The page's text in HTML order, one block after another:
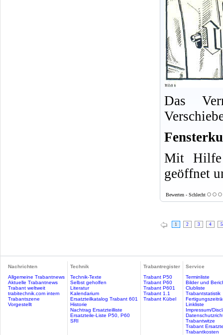
Das
Mit Hilfe
geöffnet
Bewerten - Schlecht
1 2 3 4 5
Nachrichten
Allgemeine Trabantnews
Aktuelle Trabantnews
Trabant weltweit
trabitechnik.com intern
Trabantszene
Vorgestellt
Technik
Technik-Texte
Selbst geholfen
Literatur
Kalendarium
Ersatzteilkatalog Trabant 601
Historie
Nachtrag Ersatzteilliste
Ersatzteile-Liste P50, P60
SRI
Trabantregister
Trabant P50
Trabant P60
Trabant P601
Trabant 1.1
Trabant Kübel
Service
Terminliste
Bilder und
Clubliste
Trabantstatistik
Linkliste
Impressum/
Trabantwitze
Trabant
Trabantkosten